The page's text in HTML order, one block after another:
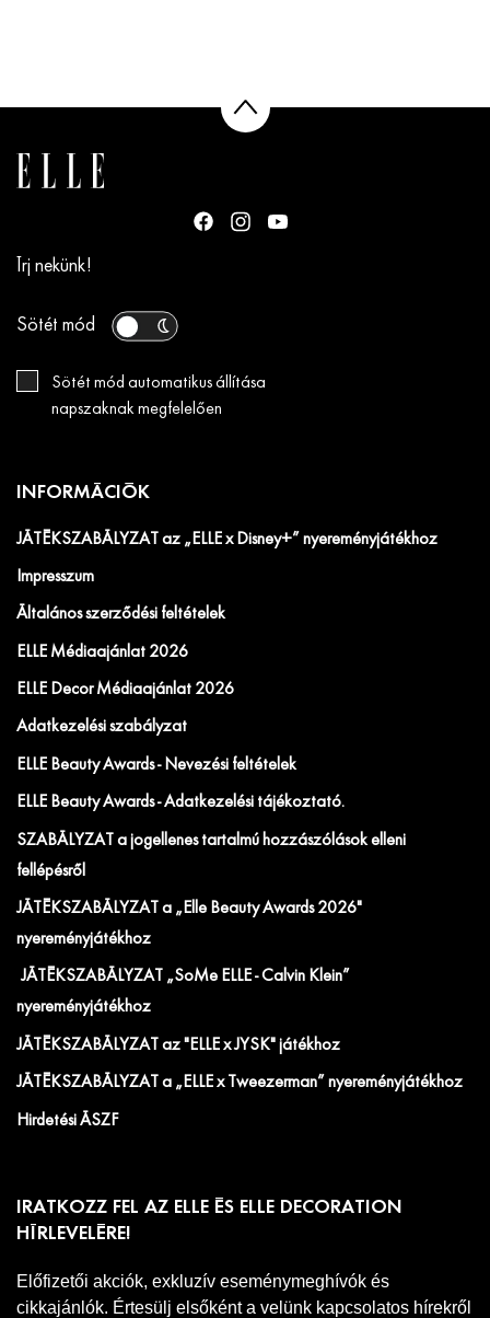
Írj nekünk!
Sötét mód
Sötét mód automatikus állítása
napszaknak megfelelően
INFORMÁCIÓK
JÁTÉKSZABÁLYZAT az „ELLE x Disney+” nyereményjátékhoz
Impresszum
Általános szerződési feltételek
ELLE Médiaajánlat 2026
ELLE Decor Médiaajánlat 2026
Adatkezelési szabályzat
ELLE Beauty Awards - Nevezési feltételek
ELLE Beauty Awards - Adatkezelési tájékoztató.
SZABÁLYZAT a jogellenes tartalmú hozzászólások elleni
fellépésről
JÁTÉKSZABÁLYZAT a „Elle Beauty Awards 2026"
nyereményjátékhoz
JÁTÉKSZABÁLYZAT „SoMe ELLE - Calvin Klein”
nyereményjátékhoz
JÁTÉKSZABÁLYZAT az "ELLE x JYSK" játékhoz
JÁTÉKSZABÁLYZAT a „ELLE x Tweezerman” nyereményjátékhoz
Hirdetési ÁSZF
IRATKOZZ FEL AZ ELLE ÉS ELLE DECORATION
HÍRLEVELÉRE!
Előfizetői akciók, exkluzív eseménymeghívók és
cikkajánlók. Értesülj elsőként a velünk kapcsolatos hírekről